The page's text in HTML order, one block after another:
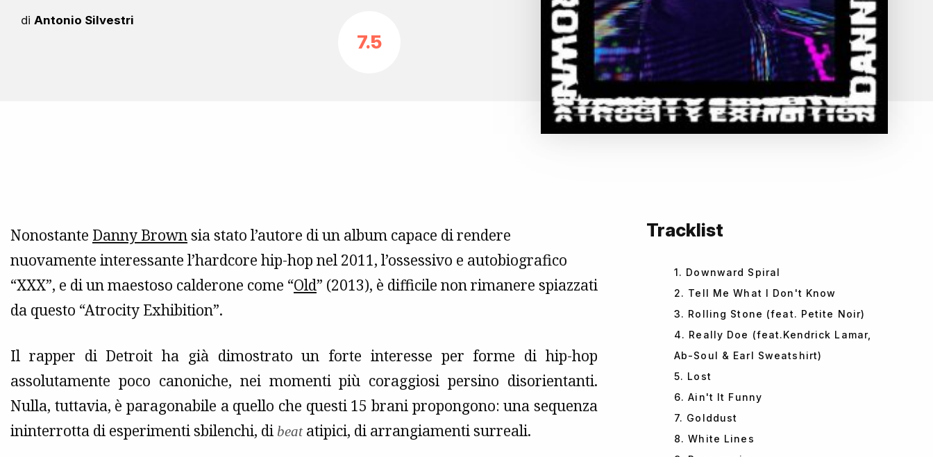
diAntonio Silvestri
7.5
Nonostante Danny Brownsia stato l’autore di un album capace di rendere
nuovamente interessante l’hardcore hip-hop nel 2011, l’ossessivo e autobiografico
“XXX”, e di un maestoso calderone come “Old” (2013), è difficile non rimanere spiazzati
da questo “Atrocity Exhibition”.
Il rapper di Detroit ha già dimostrato un forte interesse per forme di hip-hop
assolutamente poco canoniche, nei momenti più coraggiosi persino disorientanti.
Nulla, tuttavia, è paragonabile a quello che questi 15 brani propongono: una sequenza
ininterrotta di esperimenti sbilenchi, di beat atipici, di arrangiamenti surreali.
Tracklist
1. Downward Spiral
2. Tell Me What I Don't Know
3. Rolling Stone (feat. Petite Noir)
4. Really Doe (feat.Kendrick Lamar,
Ab-Soul & Earl Sweatshirt)
5. Lost
6. Ain't It Funny
7. Golddust
8. White Lines